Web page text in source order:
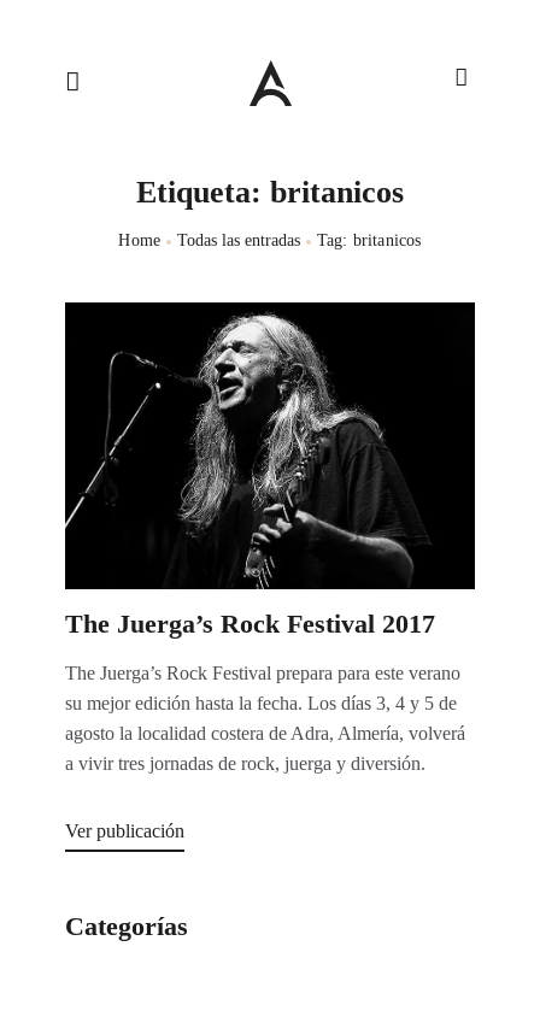
Etiqueta: britanicos
Home Todas las entradas Tag: britanicos
The Juerga’s Rock Festival 2017
The Juerga’s Rock Festival prepara para este verano
su mejor edición hasta la fecha. Los días 3, 4 y 5 de
agosto la localidad costera de Adra, Almería, volverá
a vivir tres jornadas de rock, juerga y diversión.
Ver publicación
Categorías